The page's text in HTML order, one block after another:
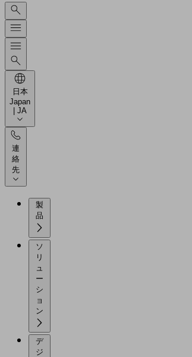
日本
Japan
| JA
連
絡
先
製
ソ
リ
ュ
ー
シ
ョ
デ
ジ